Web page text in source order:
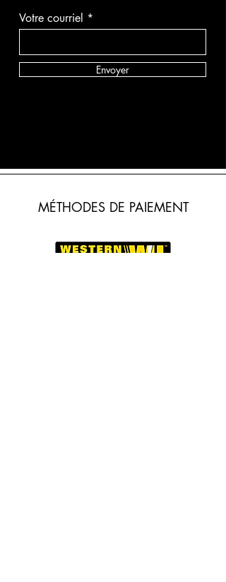
Votre courriel
Envoyer
MÉTHODES DE PAIEMENT